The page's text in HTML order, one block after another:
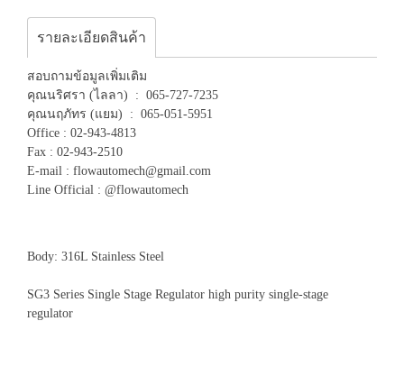
รายละเอียดสินค้า
สอบถามข้อมูลเพิ่มเติม
คุณนริศรา (ไลลา) : 065-727-7235
คุณนฤภัทร (แยม) : 065-051-5951
Office : 02-943-4813
Fax : 02-943-2510
E-mail : flowautomech@gmail.com
Line Official : @flowautomech
Body: 316L Stainless Steel
SG3 Series Single Stage Regulator high purity single-stage
regulator